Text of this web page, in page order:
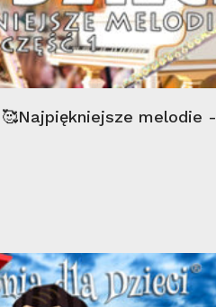
Opcje
🥰Najpiękniejsze melodie -